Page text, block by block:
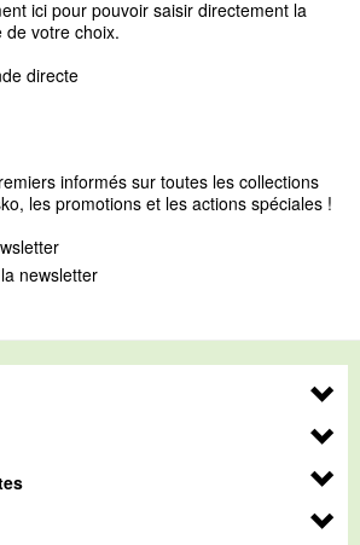
ici pour pouvoir saisir directement la
de votre choix.
directe
informés sur toutes les collections
les promotions et les actions spéciales !
newsletter